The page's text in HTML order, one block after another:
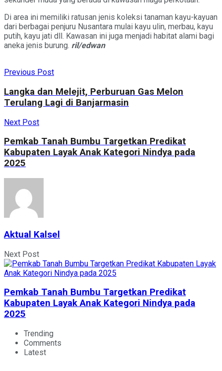
Di area ini memiliki ratusan jenis koleksi tanaman kayu-kayuan
dari berbagai penjuru Nusantara mulai kayu ulin, merbau, kayu
putih, kayu jati dll. Kawasan ini juga menjadi habitat alami bagi
aneka jenis burung. ril/edwan
Previous Post
Langka dan Melejit, Perburuan Gas Melon
Terulang Lagi di Banjarmasin
Next Post
Pemkab Tanah Bumbu Targetkan Predikat
Kabupaten Layak Anak Kategori Nindya pada
2025
Aktual Kalsel
Next Post
Pemkab Tanah Bumbu Targetkan Predikat
Kabupaten Layak Anak Kategori Nindya pada
2025
Trending
Comments
Latest